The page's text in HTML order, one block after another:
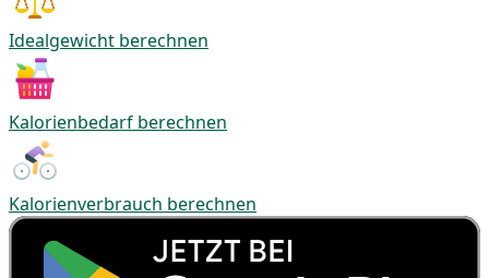
Idealgewicht berechnen
Kalorienbedarf berechnen
Kalorienverbrauch berechnen